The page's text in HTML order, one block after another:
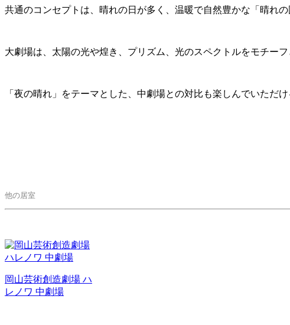
共通のコンセプトは、晴れの日が多く、温暖で自然豊かな「晴れの
大劇場は、太陽の光や煌き、プリズム、光のスペクトルをモチー
「夜の晴れ」をテーマとした、中劇場との対比も楽しんでいただ
他の居室
岡山芸術創造劇場 ハ
レノワ 中劇場